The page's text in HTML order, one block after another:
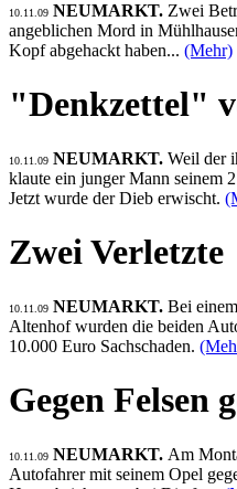
10.11.09 NEUMARKT. Zwei
angeblichen Mord in
Kopf abgehackt haben... (Mehr)
"Denkzettel"
10.11.09 NEUMARKT. Weil der
klaute ein junger Mann seinem
Jetzt wurde der Dieb erwischt.
Zwei Verletzte
10.11.09 NEUMARKT. Bei
Altenhof wurden die beiden
10.000 Euro Sachschaden.
Gegen Felsen
10.11.09 NEUMARKT. Am
Autofahrer mit seinem Opel